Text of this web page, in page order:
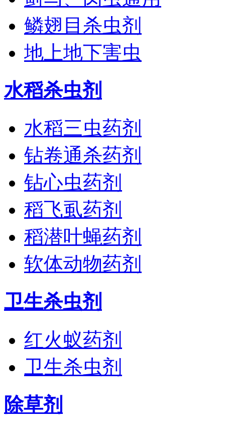
鳞翅目杀虫剂
地上地下害虫
水稻杀虫剂
水稻三虫药剂
钻卷通杀药剂
钻心虫药剂
稻飞虱药剂
稻潜叶蝇药剂
软体动物药剂
卫生杀虫剂
红火蚁药剂
卫生杀虫剂
除草剂